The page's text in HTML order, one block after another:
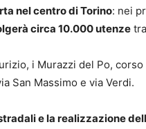
nel centro di Torino: nei
circa 10.000 utenze
i Murazzi del Po,
San Massimo e via Verdi.
e la realizzazione